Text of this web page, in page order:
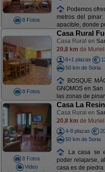
8 Fotos
Podemos
metros del
apacible, donde
8 Fotos
Casa Rural
Casa Rural en
20,8 km de
6+1 plazas
50 km de Soria
BOSQUE
GNOMOS en
las zonas de
8 Fotos
Video
Casa La
Casa Rural en
20,8 km de
4-8 plazas
50 km de Soria
La casa se
poder relajarse,
casa es de